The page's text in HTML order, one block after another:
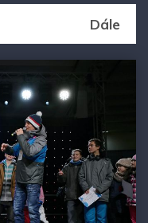
Dále